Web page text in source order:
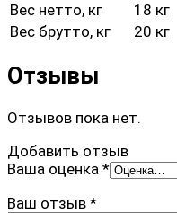
Вес нетто, кг
18 кг
Вес брутто, кг
20 кг
Отзывы
Отзывов пока нет.
Добавить отзыв
Ваша оценка *
Ваш отзыв *